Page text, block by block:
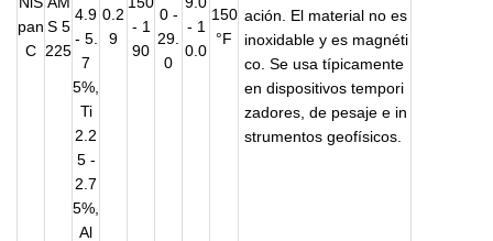
pan
C
S 5
225
4.9
- 5.
7
5%,
Ti
2.2
5 -
2.7
5%,
Al
0.2
9
- 1
90
0 -
29.
0
- 1
0.0
150
°F
ación. El material no es
inoxidable y es magnéti
co. Se usa típicamente
en dispositivos tempori
zadores, de pesaje e in
strumentos geofísicos.